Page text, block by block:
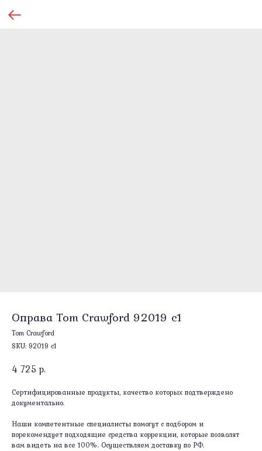
Оправа Tom Crawford 92019 c1
Tom Crawford
SKU: 92019 c1
4 725 р.
Сертифицированные продукты, качество которых подтверждено
документально.
Наши компетентные специалисты помогут с подбором и
порекомендует подходящие средства коррекции, которые позволят
вам видеть на все 100%. Осуществляем доставку по РФ.